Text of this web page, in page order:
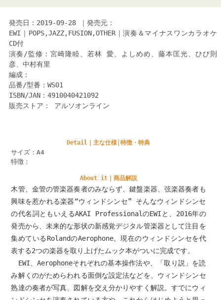
発売日：2019-09-28 ｜発売元：
EWI｜POPS,JAZZ,FUSION,OTHER｜演奏＆マイナスワンカラオケ
CD付
演奏/監修：宮崎隆睦、若林 愛、よしめめ、藤本匡光、ひび則
彦、中村有里
編成：
品番/型番：WS01
ISBN/JAN：4910040421092
販売ストア： アルソオンライン
Detail｜主な仕様│特徴・特典
サイズ：A4
特徴：
About it｜商品解説
木管、金管の管楽器奏者のみならず、鍵盤楽器、弦楽器奏者も
興味を惹かれる楽器“ウィンドシンセ” そんなウィンドシンセ
の代名詞ともいえるAKAI ProfessionalのEWIと、2016年の
発売から、未来的な形状の新感覚デジタル管楽器として注目を
集めているRolandのAerophone。現在のウィンドシンセを代
表する2つの楽器を取り上げたムック本がついに完成です。
EWI、Aerophoneそれぞれの基本操作法や、「取り説」を読
み解くのがためらわれる面倒な設定法などを、ウィンドシンセ
熟達の奏者が写真、図解を交え分かりやすく解説。すでにウィ